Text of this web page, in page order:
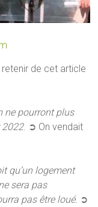
de cet article
ne pourront plus
2022. ➲ On vendait
qu’un logement
sera pas
pas être loué. ➲